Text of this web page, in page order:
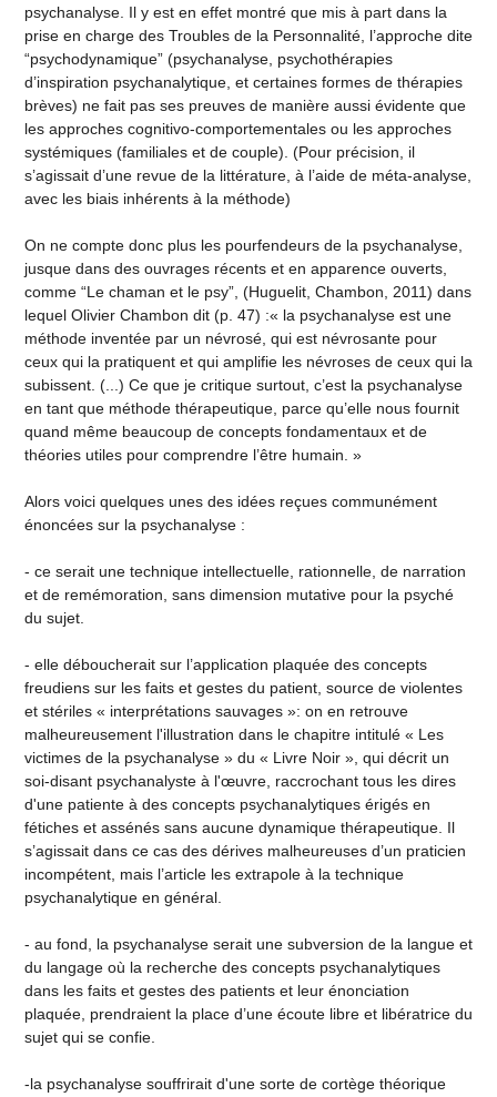
psychanalyse. Il y est en effet montré que mis à part dans la
prise en charge des Troubles de la Personnalité, l’approche dite
“psychodynamique” (psychanalyse, psychothérapies
d’inspiration psychanalytique, et certaines formes de thérapies
brèves) ne fait pas ses preuves de manière aussi évidente que
les approches cognitivo-comportementales ou les approches
systémiques (familiales et de couple). (Pour précision, il
s’agissait d’une revue de la littérature, à l’aide de méta-analyse,
avec les biais inhérents à la méthode)
On ne compte donc plus les pourfendeurs de la psychanalyse,
jusque dans des ouvrages récents et en apparence ouverts,
comme “Le chaman et le psy”, (Huguelit, Chambon, 2011) dans
lequel Olivier Chambon dit (p. 47) :« la psychanalyse est une
méthode inventée par un névrosé, qui est névrosante pour
ceux qui la pratiquent et qui amplifie les névroses de ceux qui la
subissent. (...) Ce que je critique surtout, c’est la psychanalyse
en tant que méthode thérapeutique, parce qu’elle nous fournit
quand même beaucoup de concepts fondamentaux et de
théories utiles pour comprendre l’être humain. »
Alors voici quelques unes des idées reçues communément
énoncées sur la psychanalyse :
- ce serait une technique intellectuelle, rationnelle, de narration
et de remémoration, sans dimension mutative pour la psyché
du sujet.
- elle déboucherait sur l’application plaquée des concepts
freudiens sur les faits et gestes du patient, source de violentes
et stériles « interprétations sauvages »: on en retrouve
malheureusement l'illustration dans le chapitre intitulé « Les
victimes de la psychanalyse » du « Livre Noir », qui décrit un
soi-disant psychanalyste à l'œuvre, raccrochant tous les dires
d'une patiente à des concepts psychanalytiques érigés en
fétiches et assénés sans aucune dynamique thérapeutique. Il
s’agissait dans ce cas des dérives malheureuses d’un praticien
incompétent, mais l’article les extrapole à la technique
psychanalytique en général.
- au fond, la psychanalyse serait une subversion de la langue et
du langage où la recherche des concepts psychanalytiques
dans les faits et gestes des patients et leur énonciation
plaquée, prendraient la place d’une écoute libre et libératrice du
sujet qui se confie.
-la psychanalyse souffrirait d'une sorte de cortège théorique